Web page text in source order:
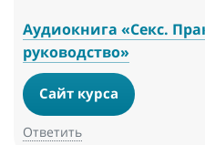
Аудиокнига «Секс.
руководство»
Сайт курса
Ответить